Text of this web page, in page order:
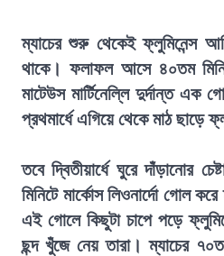
ম্যাচের শুরু থেকেই ফ্লুমিনেন্স
থাকে। ফলাফল আসে ৪০তম
মাটেউস মার্টিনেল্লি দুর্দান্ত এক
প্রথমার্ধে এগিয়ে থেকে মাঠ ছাড়ে
তবে দ্বিতীয়ার্ধে ঘুরে দাঁড়ানোর
মিনিটে মার্কোস লিওনার্দো গোল
এই গোলে কিছুটা চাপে পড়ে
ছন্দ খুঁজে নেয় তারা। ম্যাচের